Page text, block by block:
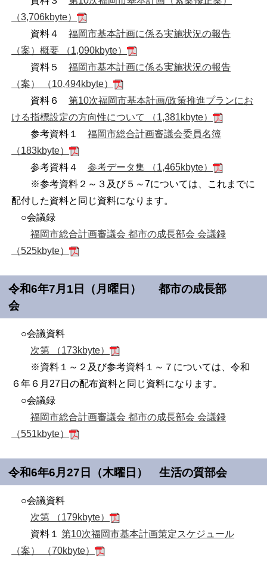
（3,706kbyte）
資料４福岡市基本計画に係る実施状況の報告
（案）概要 （1,090kbyte）
資料５福岡市基本計画に係る実施状況の報告
（案） （10,494kbyte）
資料６第10次福岡市基本計画/政策推進プランにお
ける指標設定の方向性について （1,381kbyte）
参考資料１福岡市総合計画審議会委員名簿
（183kbyte）
参考資料４参考データ集 （1,465kbyte）
※参考資料２～３及び５～7については、これまでに
配付した資料と同じ資料になります。
○会議録
福岡市総合計画審議会 都市の成長部会 会議録
（525kbyte）
令和6年7月1日（月曜日） 都市の成長部
会
○会議資料
次第 （173kbyte）
※資料１～２及び参考資料１～７については、令和
６年６月27日の配布資料と同じ資料になります。
○会議録
福岡市総合計画審議会 都市の成長部会 会議録
（551kbyte）
令和6年6月27日（木曜日） 生活の質部会
○会議資料
次第 （179kbyte）
資料１第10次福岡市基本計画策定スケジュール
（案） （70kbyte）